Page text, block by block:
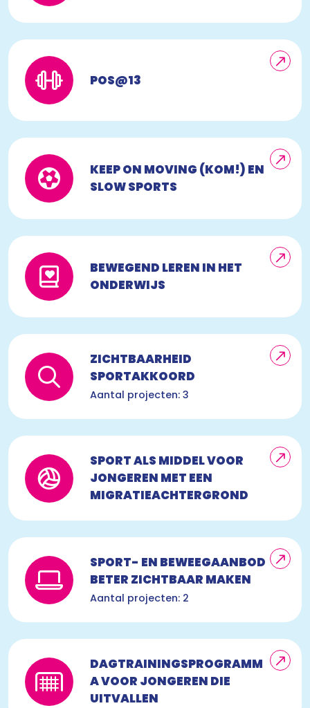
POS@13
KEEP ON MOVING (KOM!) EN
SLOW SPORTS
BEWEGEND LEREN IN HET
ONDERWIJS
ZICHTBAARHEID
SPORTAKKOORD
Aantal projecten: 3
SPORT ALS MIDDEL VOOR
JONGEREN MET EEN
MIGRATIEACHTERGROND
SPORT- EN BEWEEGAANBOD
BETER ZICHTBAAR MAKEN
Aantal projecten: 2
DAGTRAININGSPROGRAMM
A VOOR JONGEREN DIE
UITVALLEN